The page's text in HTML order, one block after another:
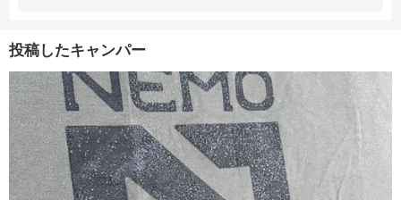
投稿したキャンパー